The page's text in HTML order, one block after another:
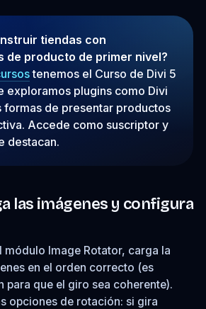
tiendas con
de producto de primer nivel?
tenemos el Curso de Divi 5
exploramos plugins como Divi
formas de presentar productos
Accede como suscriptor y
destacan.
las imágenes y configura
módulo Image Rotator, carga la
en el orden correcto (es
para que el giro sea coherente).
opciones de rotación: si gira